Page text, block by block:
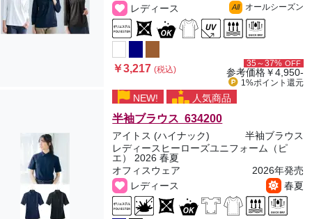
レディース
All オールシーズン
￥3,217(税込)
35～37% OFF
参考価格￥4,950-
1%ポイント 還元
NEW! 人気商品
半袖ブラウス 634200
アイトス (ハイナック)
半袖ブラウス
レディースヒーローズユニフォーム（ピ
エ） 2026 春夏
オフィスウェア
2026年発売
レディース
春夏